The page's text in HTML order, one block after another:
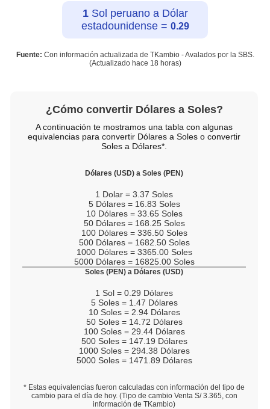
1Sol peruano a Dólar
estadounidense = 0.29
Fuente: Con información actualizada de TKambio - Avalados por la SBS.
(Actualizado hace 18 horas)
¿Cómo convertir Dólares a Soles?
A continuación te mostramos una tabla con algunas
equivalencias para convertir Dólares a Soles o convertir
Soles a Dólares*.
Dólares (USD) a Soles (PEN)
1 Dolar = 3.37 Soles
5Dólares = 16.83 Soles
10Dólares = 33.65Soles
50Dólares = 168.25Soles
100Dólares = 336.50Soles
500Dólares = 1682.50Soles
1000Dólares = 3365.00Soles
5000Dólares = 16825.00Soles
Soles (PEN) a Dólares (USD)
1 Sol = 0.29 Dólares
5Soles = 1.47 Dólares
10Soles = 2.94Dólares
50Soles = 14.72 Dólares
100Soles = 29.44Dólares
500Soles = 147.19 Dólares
1000Soles = 294.38 Dólares
5000Soles = 1471.89 Dólares
* Estas equivalencias fueron calculadas con información del tipo de
cambio para el día de hoy. (Tipo de cambio Venta S/3.365, con
información de TKambio)